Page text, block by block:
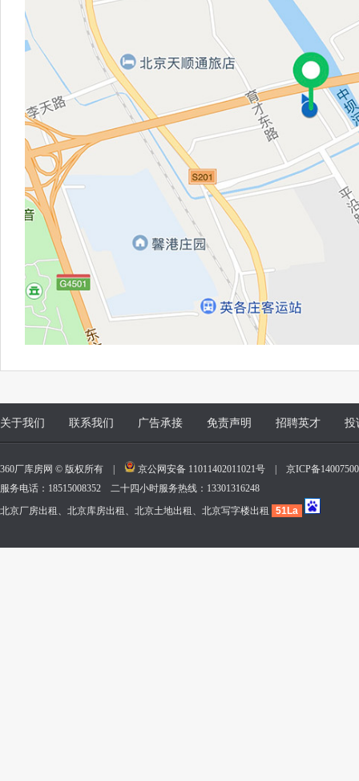
关于我们 联系我们 广告承接 免责声明 招聘英才 投
360厂库房网 © 版权所有 | 京公网安备 11011402011021号
京ICP备
服务电话：18515008352 二十四小时服务热线：13301316248
北京厂房出租、北京库房出租、北京土地出租、北京写字楼出租
51La